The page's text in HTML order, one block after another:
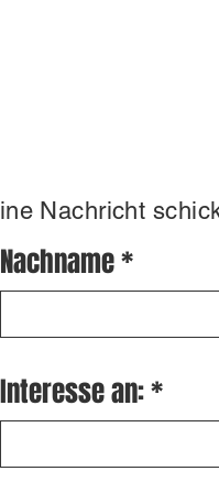
Nachricht
Nachname
Interesse an: